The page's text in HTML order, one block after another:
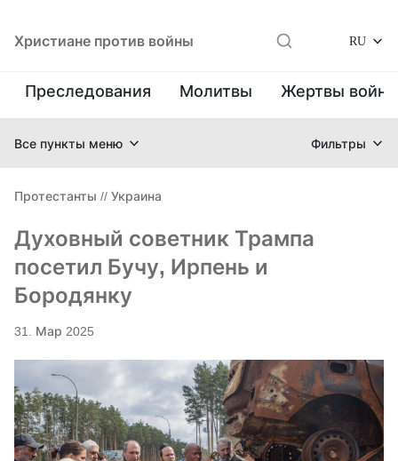
Христиане против войны RU
Преследования Молитвы Жертвы
Все пункты меню Фильтры
Протестанты // Украина
Духовный советник Трампа
посетил Бучу, Ирпень и
Бородянку
31. Мар 2025